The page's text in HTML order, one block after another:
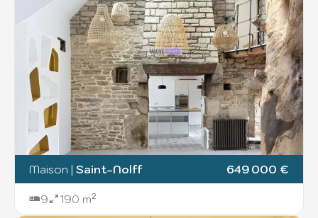
Maison | Saint-Nolff 649 000 €
9 190 m²